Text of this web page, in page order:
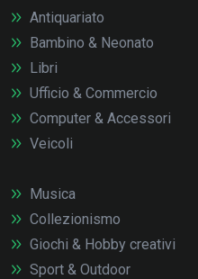
Antiquariato
Bambino & Neonato
Libri
Ufficio & Commercio
Computer & Accessori
Veicoli
Musica
Collezionismo
Giochi & Hobby creativi
Sport & Outdoor